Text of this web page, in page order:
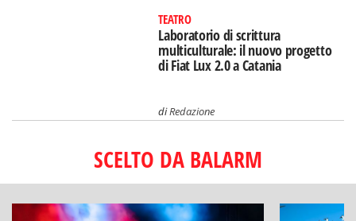
TEATRO
Laboratorio di scrittura
multiculturale: il nuovo progetto
di Fiat Lux 2.0 a Catania
diRedazione
SCELTO DA BALARM